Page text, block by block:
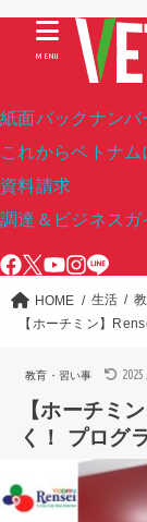
紙面バックナンバ
これからベトナ
資料請求
調達＆ビジネス
MENU
HOME 生活
【ホーチミン】
教育・習い事
【ホーチミ
く！ プログ